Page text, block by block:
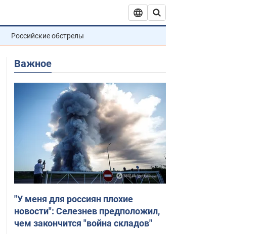
Российские обстрелы
Важное
"У меня для россиян плохие
новости": Селезнев предположил,
чем закончится "война складов"